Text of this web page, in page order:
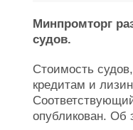
Минпромторг
судов.
Стоимость
кредитам и
опубликован. Об